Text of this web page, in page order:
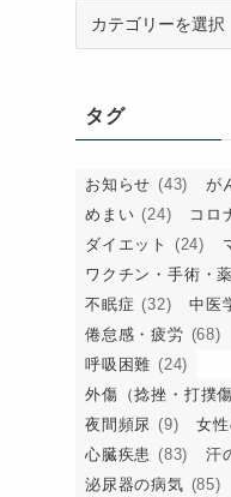
ータグ
お知らせ (43) が
めまい (24) コロ
ダイエット
(24)
ワクチン・手術・
不眠症 (32) 中医
倦怠感・疲労 (68)
呼吸困難 (24)
外傷（捻挫・打撲傷
夜間頻尿 (9) 女
心臓疾患 (83) 汗
泌尿器の病気 (85)